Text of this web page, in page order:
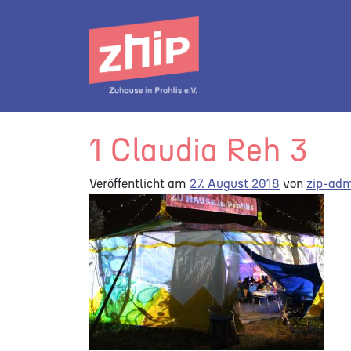
Hauptnavigation
1 Claudia Reh 3
Veröffentlicht am 27. August 2018 von zip-